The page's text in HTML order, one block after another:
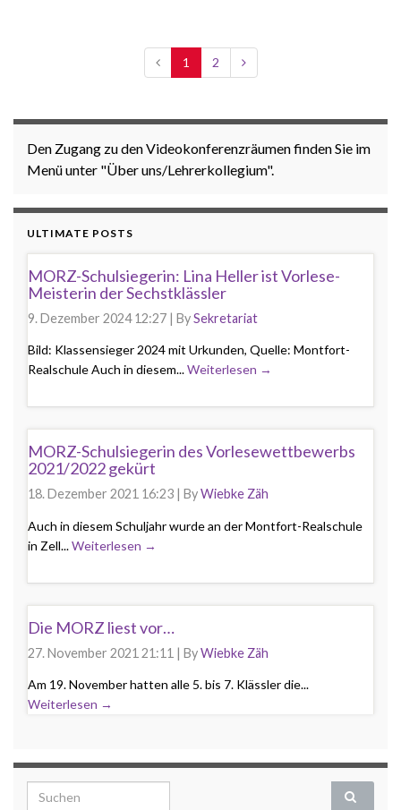
1 2
Den Zugang zu den Videokonferenzräumen finden Sie im
Menü unter "Über uns/Lehrerkollegium".
ULTIMATE POSTS
MORZ-Schulsiegerin: Lina Heller ist Vorlese-
Meisterin der Sechstklässler
9. Dezember 2024 12:27 | BySekretariat
Bild: Klassensieger 2024 mit Urkunden, Quelle: Montfort-
Realschule Auch in diesem...Weiterlesen →
MORZ-Schulsiegerin des Vorlesewettbewerbs
2021/2022 gekürt
18. Dezember 2021 16:23 | ByWiebke Zäh
Auch in diesem Schuljahr wurde an der Montfort-Realschule
in Zell...Weiterlesen →
Die MORZ liest vor…
27. November 2021 21:11 | ByWiebke Zäh
Am 19. November hatten alle 5. bis 7. Klässler die...
Weiterlesen →
Search for: